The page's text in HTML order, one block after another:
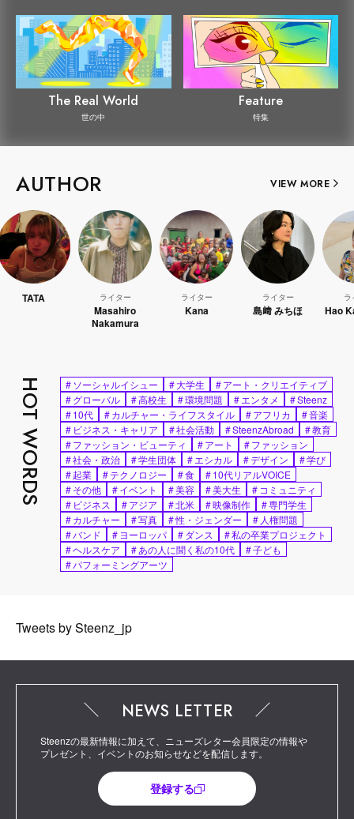
The Real World
世の中
Feature
特集
AUTHOR VIEW MORE
Masahiro
Nakamura
島﨑 みちほ Hao
HOT WORDS #ソーシャルイシュー #大学生 #アート・クリエイティブ
#グローバル #高校生 #環境問題 #エンタメ #Steenz
#10代 #カルチャー・ライフスタイル #アフリカ #音楽
# ビジネス・キャリア #社会活動 #SteenzAbroad #教育
#ファッション・ビューティ #アート #ファッション
#社会・政治 #学生団体 #エシカル #デザイン #学び
#起業 #テクノロジー #食 #10代リアルVOICE
#その他 #イベント #美容 #美大生 # コミュニティ
# ビジネス #アジア #北米 #映像制作 #専門学生
#カルチャー #写真 #性・ジェンダー # 人権問題
#バンド #ヨーロッパ #ダンス #私の卒業プロジェクト
#ヘルスケア #あの人に聞く私の10代 #子ども
#パフォーミングアーツ
Tweets by Steenz_jp
NEWS LETTER
Steenzの最新情報に加えて、ニューズレター会員限定の情報や
プレゼント、イベントのお知らせなどを配信します。
登録する